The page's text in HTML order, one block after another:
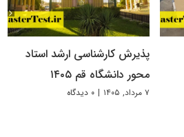
پذیرش کارشناسی ارشد استاد
محور دانشگاه قم ۱۴۰۵
۷ مرداد, ۱۴۰۵ | ۰ دیدگاه